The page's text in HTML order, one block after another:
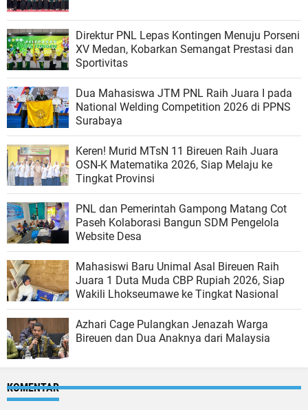
Direktur PNL Lepas Kontingen Menuju Porseni
XV Medan, Kobarkan Semangat Prestasi dan
Sportivitas
Dua Mahasiswa JTM PNL Raih Juara I pada
National Welding Competition 2026 di PPNS
Surabaya
Keren! Murid MTsN 11 Bireuen Raih Juara
OSN-K Matematika 2026, Siap Melaju ke
Tingkat Provinsi
PNL dan Pemerintah Gampong Matang Cot
Paseh Kolaborasi Bangun SDM Pengelola
Website Desa
Mahasiswi Baru Unimal Asal Bireuen Raih
Juara 1 Duta Muda CBP Rupiah 2026, Siap
Wakili Lhokseumawe ke Tingkat Nasional
Azhari Cage Pulangkan Jenazah Warga
Bireuen dan Dua Anaknya dari Malaysia
KOMENTAR